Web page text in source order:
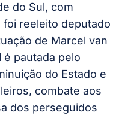
do Sul, com
reeleito deputado
de Marcel van
pautada pelo
do Estado e
combate aos
dos perseguidos